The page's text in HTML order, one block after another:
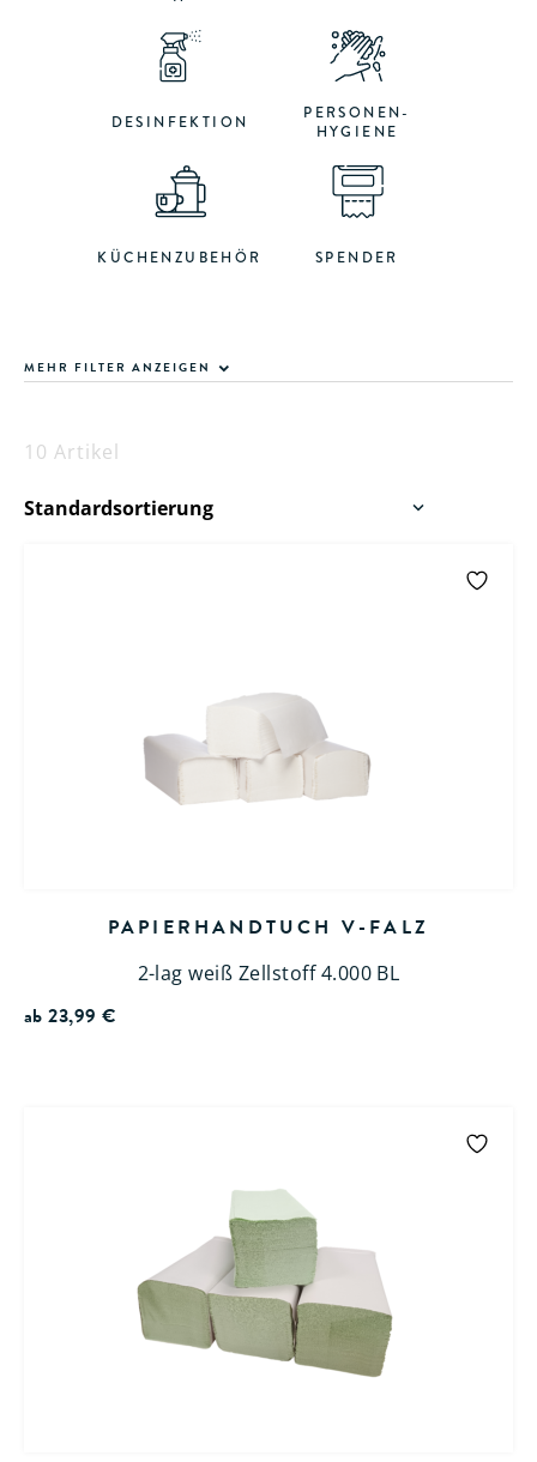
DESINFEKTION
PERSONEN-
HYGIENE
KÜCHENZUBEHÖR SPENDER
MEHR FILTER ANZEIGEN
10 Artikel
PAPIERHANDTUCH V-FALZ
2-lag weiß Zellstoff 4.000 BL
ab23,99€